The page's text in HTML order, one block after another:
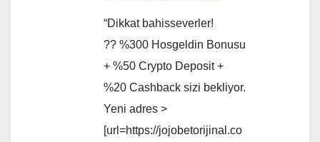
“Dikkat bahisseverler!
?? %300 Hosgeldin Bonusu
+ %50 Crypto Deposit +
%20 Cashback sizi bekliyor.
Yeni adres >
[url=https://jojobetorijinal.co